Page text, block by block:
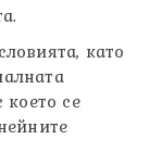
като
което се